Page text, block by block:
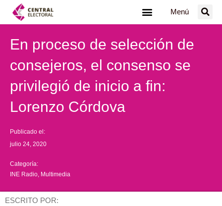
Menú
En proceso de selección de
consejeros, el consenso se
privilegió de inicio a fin:
Lorenzo Córdova
Publicado el:
julio 24, 2020
Categoría:
INE Radio Multimedia
ESCRITO POR: